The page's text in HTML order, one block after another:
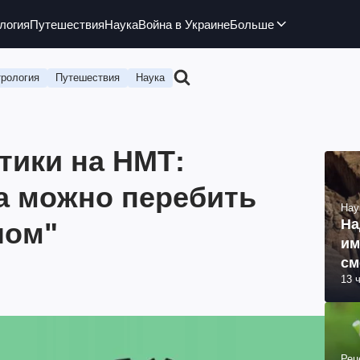
ПутешествияНаукаВойна в УкраинеБольше
Путешествия Наука
на НМТ:
можно перебить
13